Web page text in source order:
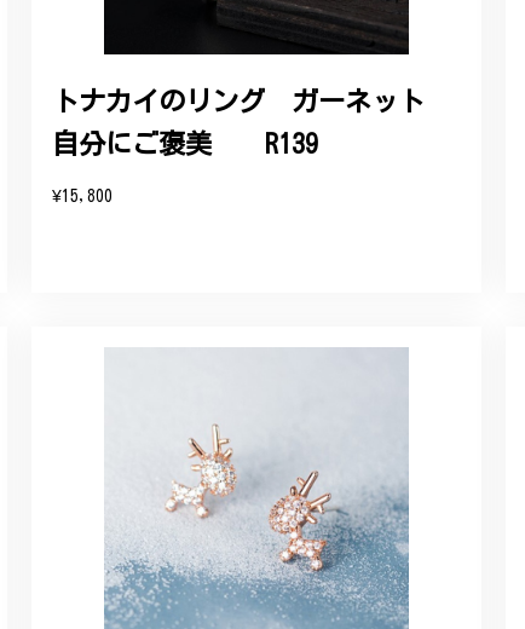
トナカイのリング ガーネット
自分にご褒美 R139
¥15,800